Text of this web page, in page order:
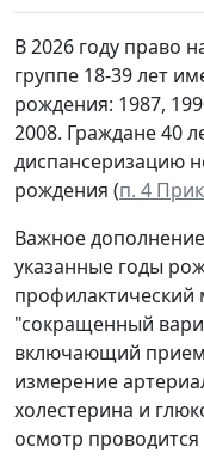
В 2026 году право
группе 18-39 лет
рождения: 1987,
2008. Граждане 40
диспансеризацию
рождения (п. 4
Важное
указанные годы
профилактический
"сокращенный
включающий
измерение
холестерина и
осмотр